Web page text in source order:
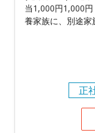
当1,000円1,000
養家族に、別途
正